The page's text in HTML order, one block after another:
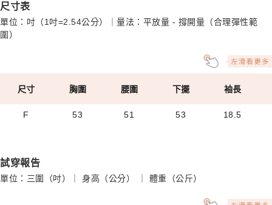
尺寸表
單位：吋（1吋=2.54公分）｜量法：平放量 - 撐開量（合理彈性範
圍）
尺寸 胸圍 腰圍 下擺 袖長
F 53 51 53 18.5
試穿報告
單位：三圍（吋）｜ 身高（公分） ｜ 體重（公斤）